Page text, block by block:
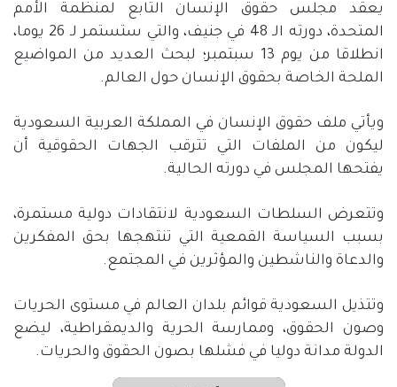
يعقد مجلس حقوق الإنسان التابع لمنظمة الأمم
المتحدة، دورته الـ 48 في جنيف، والتي ستستمر لـ 26 يوما،
انطلاقا من يوم 13 سبتمبر؛ لبحث العديد من المواضيع
الملحة الخاصة بحقوق الإنسان حول العالم.
ويأتي ملف حقوق الإنسان في المملكة العربية السعودية
ليكون من الملفات التي تترقب الجهات الحقوقية أن
يفتحها المجلس في دورته الحالية.
وتتعرض السلطات السعودية لانتقادات دولية مستمرة،
بسبب السياسة القمعية التي تنتهجها بحق المفكرين
والدعاة والناشطين والمؤثرين في المجتمع.
وتتذيل السعودية قوائم بلدان العالم في مستوى الحريات
وصون الحقوق، وممارسة الحرية والديمقراطية، ليضع
الدولة مدانة دوليا في فشلها بصون الحقوق والحريات.